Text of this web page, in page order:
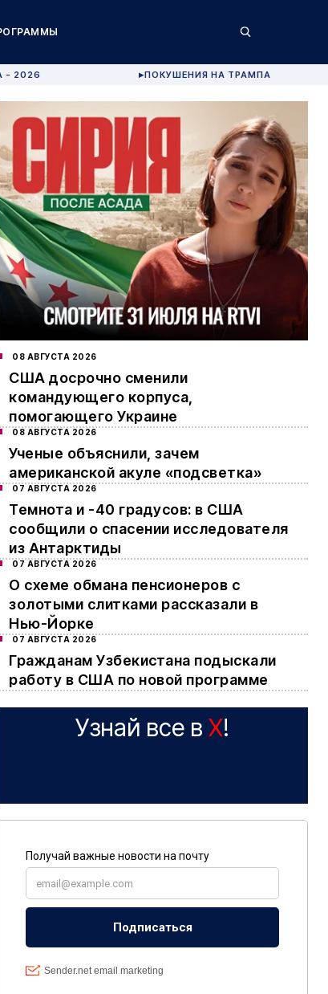
- 2026 ▶ПОКУШЕНИЯ НА ТРАМПА
08 АВГУСТА 2026
США досрочно сменили
командующего корпуса,
помогающего Украине
08 АВГУСТА 2026
Ученые объяснили, зачем
американской акуле «подсветка»
07 АВГУСТА 2026
Темнота и -40 градусов: в США
сообщили о спасении исследователя
из Антарктиды
07 АВГУСТА 2026
О схеме обмана пенсионеров с
золотыми слитками рассказали в
Нью-Йорке
07 АВГУСТА 2026
Гражданам Узбекистана подыскали
работу в США по новой программе
Узнай все в X!